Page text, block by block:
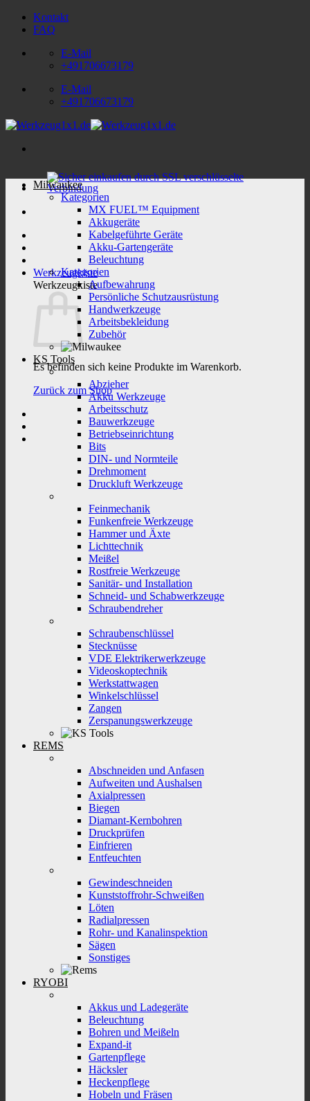
Zum
Inhalt
Kontakt
FAQ
E-Mail
+491706673179
E-Mail
+491706673179
Werkzeugkiste
Werkzeugkiste
Es befinden sich keine Produkte im Warenkorb.
Zurück zum Shop
Milwaukee
Kategorien
MX FUEL™ Equipment
Akkugeräte
Kabelgeführte Geräte
Akku-Gartengeräte
Beleuchtung
Kategorien
Aufbewahrung
Persönliche Schutzausrüstung
Handwerkzeuge
Arbeitsbekleidung
Zubehör
KS Tools
Abzieher
Akku Werkzeuge
Arbeitsschutz
Bauwerkzeuge
Betriebseinrichtung
Bits
DIN- und Normteile
Drehmoment
Druckluft Werkzeuge
Feinmechanik
Funkenfreie Werkzeuge
Hammer und Äxte
Lichttechnik
Meißel
Rostfreie Werkzeuge
Sanitär- und Installation
Schneid- und Schabwerkzeuge
Schraubendreher
Schraubenschlüssel
Stecknüsse
VDE Elektrikerwerkzeuge
Videoskoptechnik
Werkstattwagen
Winkelschlüssel
Zangen
Zerspanungswerkzeuge
REMS
Abschneiden und Anfasen
Aufweiten und Aushalsen
Axialpressen
Biegen
Diamant-Kernbohren
Druckprüfen
Einfrieren
Entfeuchten
Gewindeschneiden
Kunststoffrohr-Schweißen
Löten
Radialpressen
Rohr- und Kanalinspektion
Sägen
Sonstiges
RYOBI
Akkus und Ladegeräte
Beleuchtung
Bohren und Meißeln
Expand-it
Gartenpflege
Häcksler
Heckenpflege
Hobeln und Fräsen